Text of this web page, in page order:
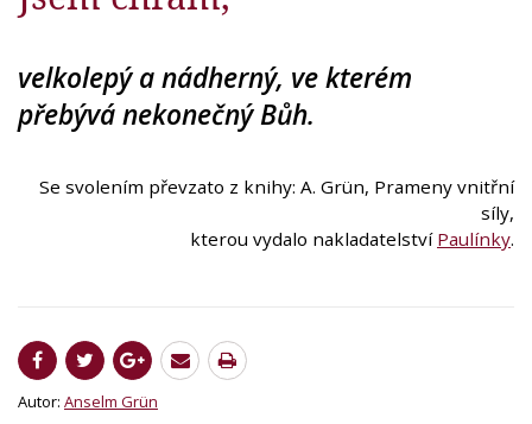
velkolepý a nádherný, ve kterém
přebývá nekonečný Bůh.
Se svolením převzato z knihy: A. Grün, Prameny vnitřní
síly,
kterou vydalo nakladatelství Paulínky.
Autor: Anselm Grün